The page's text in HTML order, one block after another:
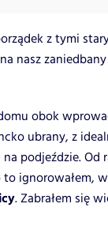
z tymi
nasz
obok
ubrany, z
podjeździe. Od
ignorowałem,
. Zabrałem się